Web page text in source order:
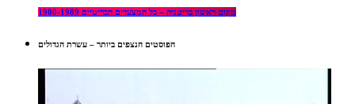
מקום ראשון בריטניה – כל המצעדים הבריטיים 1980-1989
הפוסטים הנצפים ביותר – עשרת הגדולים